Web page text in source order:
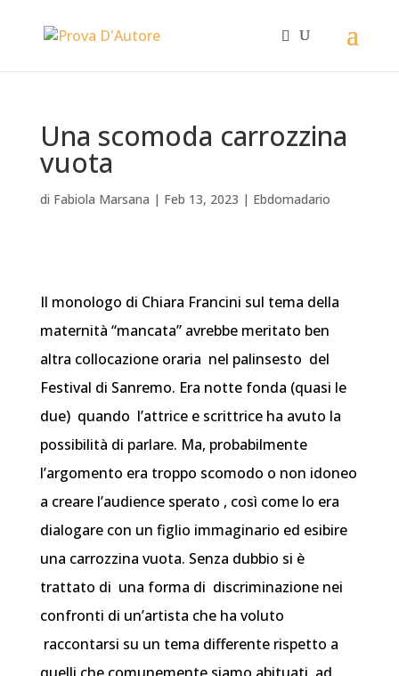
Una scomoda carrozzina
vuota
di Fabiola Marsana | Feb 13, 2023 | Ebdomadario
Il monologo di Chiara Francini sul tema della
maternità “mancata” avrebbe meritato ben
altra collocazione oraria nel palinsesto del
Festival di Sanremo. Era notte fonda (quasi le
due) quando l’attrice e scrittrice ha avuto la
possibilità di parlare. Ma, probabilmente
l’argomento era troppo scomodo o non idoneo
a creare l’audience sperato , così come lo era
dialogare con un figlio immaginario ed esibire
una carrozzina vuota. Senza dubbio si è
trattato di una forma di discriminazione nei
confronti di un’artista che ha voluto
raccontarsi su un tema differente rispetto a